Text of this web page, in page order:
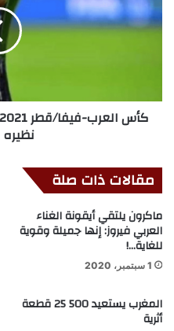
نظيره
مقالات ذات صلة
ماكرون يلتقي أيقونة الغناء
العربي فيروز: إنها جميلة وقوية
للغاية…!
1 سبتمبر، 2020
المغرب يستعيد 500 25 قطعة
أثرية